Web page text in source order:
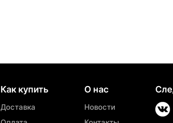
Как купить
Доставка
О нас
Новости